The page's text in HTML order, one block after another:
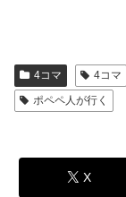
4コマ 4コマ
ポペペ人が行く
X